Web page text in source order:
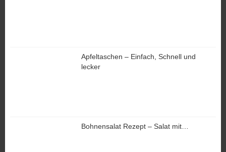
Apfeltaschen – Einfach, Schnell und
lecker
Bohnensalat Rezept – Salat mit…